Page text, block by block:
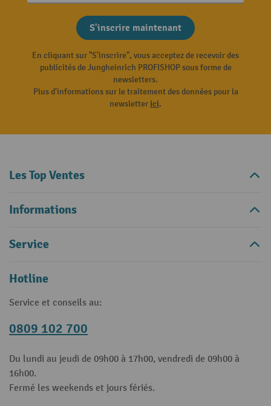
S'inscrire maintenant
En cliquant sur "S'inscrire", vous acceptez de recevoir des
publicités de Jungheinrich PROFISHOP sous forme de
newsletters.
Plus d'informations sur le traitement des données pour la
newsletterici.
Les Top Ventes
Informations
Service
Hotline
Service et conseils au:
0809 102 700
Du lundi au jeudi de 09h00 à 17h00, vendredi de 09h00 à
16h00.
Fermé les weekends et jours fériés.